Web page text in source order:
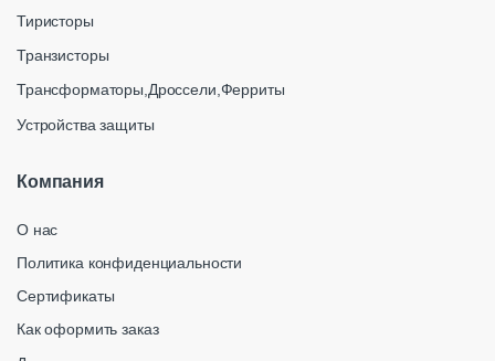
Тиристоры
Транзисторы
Трансформаторы,Дроссели,Ферриты
Устройства защиты
Компания
О нас
Политика конфиденциальности
Сертификаты
Как оформить заказ